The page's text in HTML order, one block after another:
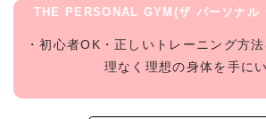
THE PERSONAL GYM(ザ パーソナル
・初心者OK・正しいトレーニング方
理なく理想の身体を手に